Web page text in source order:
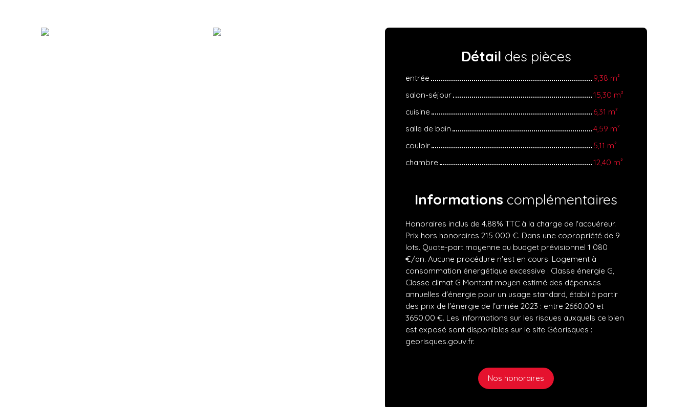
Détail des pièces
entrée
9,38 m²
salon-séjour
15,30 m²
cuisine
6,31 m²
salle de bain
4,59 m²
couloir
5,11 m²
chambre
12,40 m²
Informations complémentaires
Honoraires inclus de 4.88% TTC à la charge de l'acquéreur.
Prix hors honoraires 215 000 €. Dans une copropriété de 9
lots. Quote-part moyenne du budget prévisionnel 1 080
€/an. Aucune procédure n'est en cours. Logement à
consommation énergétique excessive : Classe énergie G,
Classe climat G Montant moyen estimé des dépenses
annuelles d'énergie pour un usage standard, établi à partir
des prix de l'énergie de l'année 2023 : entre 2660.00 et
3650.00 €. Les informations sur les risques auxquels ce bien
est exposé sont disponibles sur le site Géorisques :
georisques.gouv.fr.
Nos honoraires